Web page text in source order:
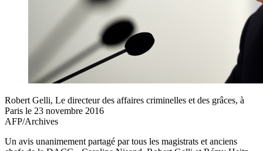
Robert Gelli, Le directeur des affaires criminelles et des grâces, à
Paris le 23 novembre 2016
AFP/Archives
Un avis unanimement partagé par tous les magistrats et anciens